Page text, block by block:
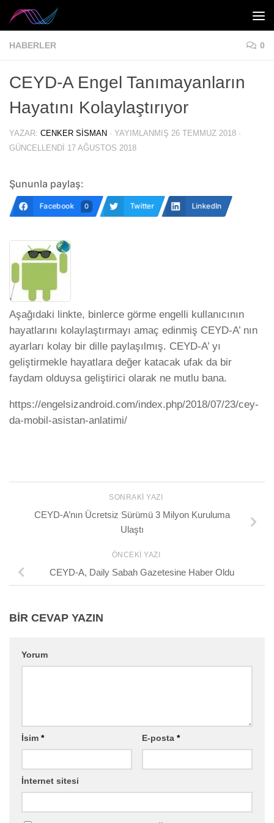
Skip to content
HABERLER 0
CEYD-A Engel Tanımayanların
Hayatını Kolaylaştırıyor
YAZAR: CENKER SISMAN · YAYIMLANMIŞ 26 TEMMUZ 2018 ·
GÜNCELLENDI 17 AĞUSTOS 2018
Şununla paylaş:
Facebook 0 Twitter LinkedIn
Aşağıdaki linkte, binlerce görme engelli kullanıcının
hayatlarını kolaylaştırmayı amaç edinmiş CEYD-A’ nın
ayarları kolay bir dille paylaşılmış. CEYD-A’ yı
geliştirmekle hayatlara değer katacak ufak da bir
faydam olduysa geliştirici olarak ne mutlu bana.
https://engelsizandroid.com/index.php/2018/07/23/cey-
da-mobil-asistan-anlatimi/
SONRAKI YAZI
CEYD-A’nın Ücretsiz Sürümü 3 Milyon Kuruluma
Ulaştı
ÖNCEKI YAZI
CEYD-A, Daily Sabah Gazetesine Haber Oldu
BIR CEVAP YAZIN
Yorum
İsim * E-posta *
İnternet sitesi